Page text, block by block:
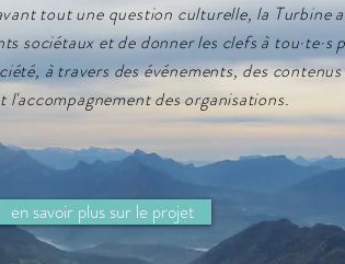
tout une question culturelle, la Turbine
sociétaux et de donner les clefs à
à travers des événements, des
l'accompagnement des organisations.
en savoir plus sur le projet